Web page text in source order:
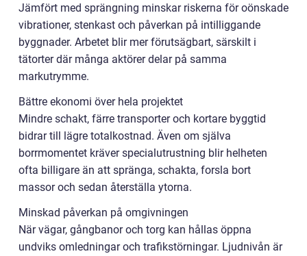
Jämfört med sprängning minskar riskerna för oönskade
vibrationer, stenkast och påverkan på intilliggande
byggnader. Arbetet blir mer förutsägbart, särskilt i
tätorter där många aktörer delar på samma
markutrymme.
Bättre ekonomi över hela projektet
Mindre schakt, färre transporter och kortare byggtid
bidrar till lägre totalkostnad. Även om själva
borrmomentet kräver specialutrustning blir helheten
ofta billigare än att spränga, schakta, forsla bort
massor och sedan återställa ytorna.
Minskad påverkan på omgivningen
När vägar, gångbanor och torg kan hållas öppna
undviks omledningar och trafikstörningar. Ljudnivån är